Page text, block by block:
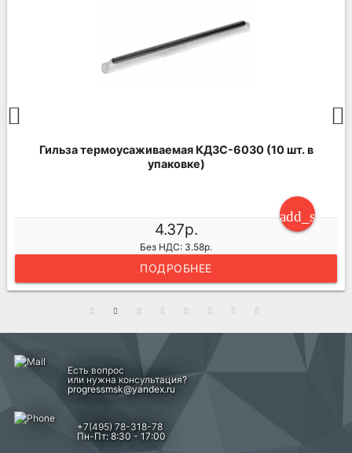
Гильза термоусаживаемая КДЗС-6030 (10 шт. в
упаковке)
4.37р.
Без НДС: 3.58р.
ПОДРОБНЕЕ
Есть вопрос
или нужна консультация?
progressmsk@yandex.ru
+7(495) 78-318-78
Пн-Пт: 8:30 - 17:00